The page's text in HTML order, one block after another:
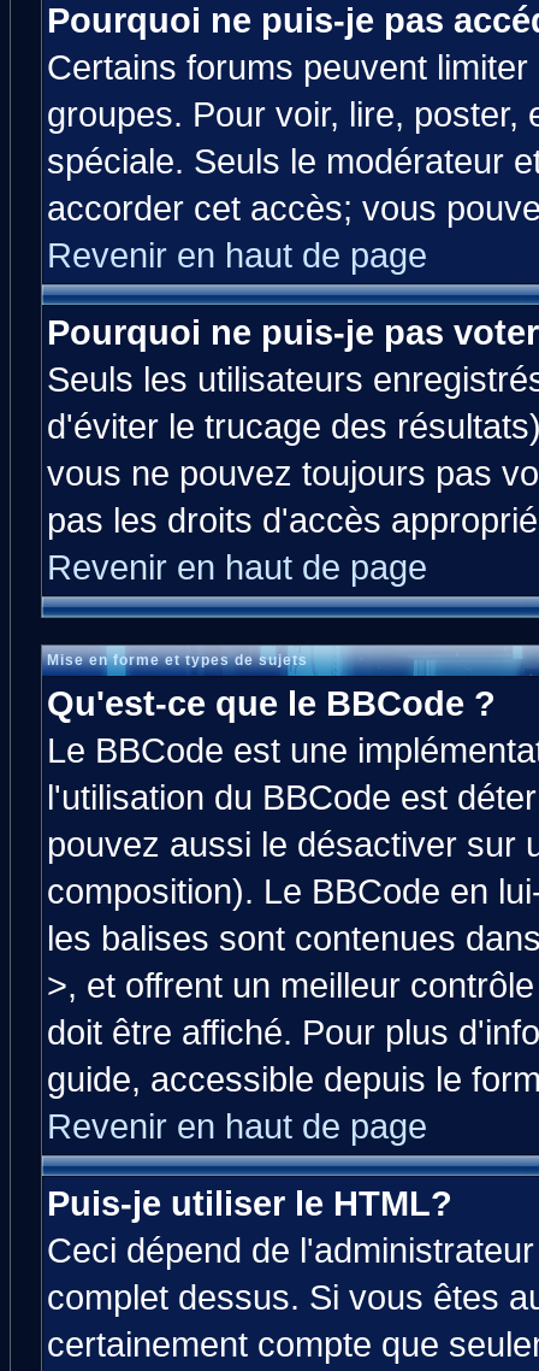
Pourquoi ne puis-je pas
Certains forums peuvent
groupes. Pour voir, lire,
spéciale. Seuls le modérateur
accorder cet accès; vous
Revenir en haut de page
Pourquoi ne puis-je pas
Seuls les utilisateurs
d'éviter le trucage des
vous ne pouvez toujours pas
pas les droits d'accès
Revenir en haut de page
Mise en forme et types de sujets
Qu'est-ce que le BBCode ?
Le BBCode est une
l'utilisation du BBCode est
pouvez aussi le désactiver sur
composition). Le BBCode en
les balises sont contenues
>, et offrent un meilleur
doit être affiché. Pour plus
guide, accessible depuis le
Revenir en haut de page
Puis-je utiliser le HTML?
Ceci dépend de
complet dessus. Si vous êtes
certainement compte que